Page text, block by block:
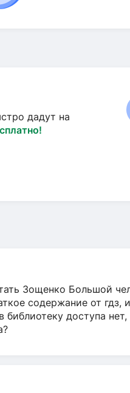
дадут на
Зощенко Большой
содержание от
библиотеку доступа